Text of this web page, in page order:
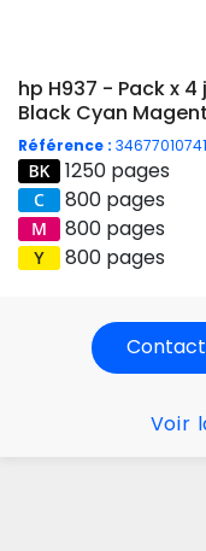
hp H937 - Pack x
Black Cyan
Référence : 34677010741
1250 pages
800 pages
800 pages
800 pages
Voir